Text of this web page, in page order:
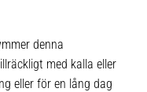
denna
med kalla eller
eller för en lång dag